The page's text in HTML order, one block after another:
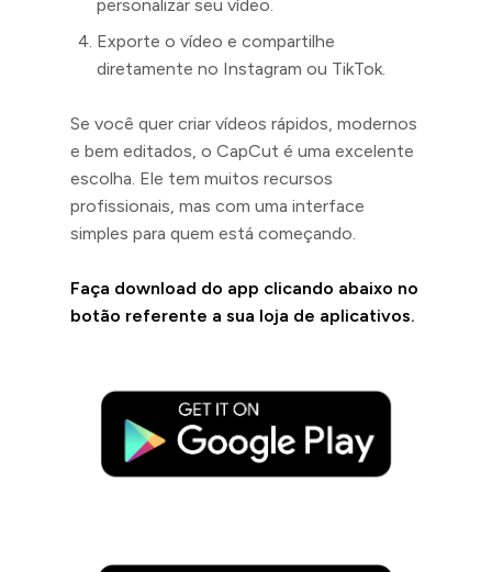
personalizar seu vídeo.
Exporte o vídeo e compartilhe
diretamente no Instagram ou TikTok.
Se você quer criar vídeos rápidos, modernos
e bem editados, o CapCut é uma excelente
escolha. Ele tem muitos recursos
profissionais, mas com uma interface
simples para quem está começando.
Faça download do app clicando abaixo no
botão referente a sua loja de aplicativos.